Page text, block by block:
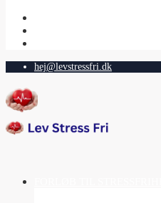
hej@levstressfri.dk